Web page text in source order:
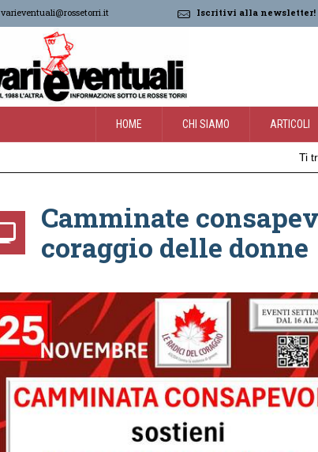
varieventuali@rossetorri.it Iscritivi alla newsletter!
HOME CHI SIAMO ARTICOLI
Ti
Camminate
coraggio delle donne